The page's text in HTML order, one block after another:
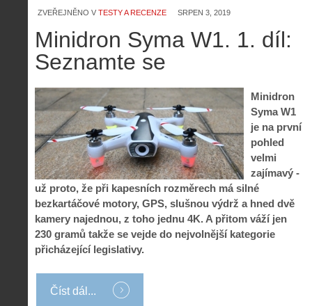
ZVEŘEJNĚNO V TESTY A RECENZE SRPEN 3, 2019
Minidron Syma W1. 1. díl:
Seznamte se
Minidron
Syma W1
je na první
pohled
velmi
zajímavý -
už proto, že při kapesních rozměrech má silné
bezkartáčové motory, GPS, slušnou výdrž a hned dvě
kamery najednou, z toho jednu 4K. A přitom váží jen
230 gramů takže se vejde do nejvolnější kategorie
přicházející legislativy.
Číst dál...